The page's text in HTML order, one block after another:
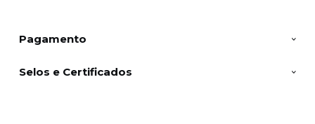
Pagamento
Selos e Certificados